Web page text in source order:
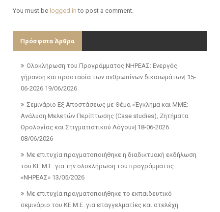
You must be logged in to post a comment.
Πρόσφατα Άρθρα
Ολοκλήρωση του Προγράμματος ΝΗΡΕΑΣ: Ενεργός
γήρανση και προστασία των ανθρωπίνων δικαιωμάτων| 15-
06-2026 19/06/2026
Σεμινάριο Εξ Αποστάσεως με Θέμα «Έγκλημα και ΜΜΕ:
Ανάλυση Μελετών Περίπτωσης (Case studies), Ζητήματα
Ορολογίας και Στιγματιστικού Λόγου»| 18-06-2026
08/06/2026
Με επιτυχία πραγματοποιήθηκε η διαδικτυακή εκδήλωση
του ΚΕ.Μ.Ε. για την ολοκλήρωση του προγράμματος
«ΝΗΡΕΑΣ» 13/05/2026
Με επιτυχία πραγματοποιήθηκε το εκπαιδευτικό
σεμινάριο του ΚΕ.Μ.Ε. για επαγγελματίες και στελέχη